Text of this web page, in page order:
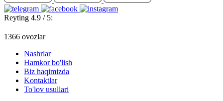
Reyting 4.9 / 5:
1366 ovozlar
Nashrlar
Hamkor bo'lish
Biz haqimizda
Kontaktlar
To'lov usullari